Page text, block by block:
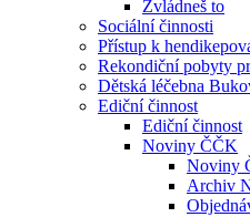
Zvládneš to
Sociální činnosti
Přístup k
Rekondiční pobyty
Dětská léčebna
Ediční činnost
Ediční činnost
Noviny ČČK
Noviny
Archiv